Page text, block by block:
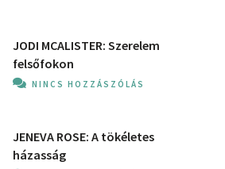
JODI MCALISTER: Szerelem
felsőfokon
NINCS HOZZÁSZÓLÁS
JENEVA ROSE: A ​tökéletes
házasság